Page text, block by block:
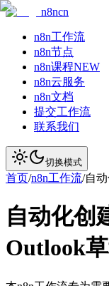
n8ncn
n8n工作流
n8n节点
n8n课程NEW
n8n云服务
n8n文档
提交工作流
联系我们
切换模式
首页/n8n工作流/自
自动化创
Outlook